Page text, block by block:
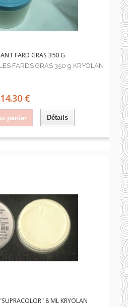
FARD GRAS 350 G
FARDS GRAS 350 g KRYOLAN
14.30 €
panier Détails
8 ML KRYOLAN